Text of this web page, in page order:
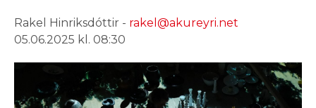
Rakel Hinriksdóttir - rakel@akureyri.net
05.06.2025 kl. 08:30